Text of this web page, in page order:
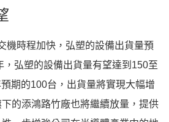
機時程加快，弘塑的設備出貨量預
，弘塑的設備出貨量有望達到150至
期的100台，出貨量將實現大幅增
的添鴻路竹廠也將繼續放量，提供